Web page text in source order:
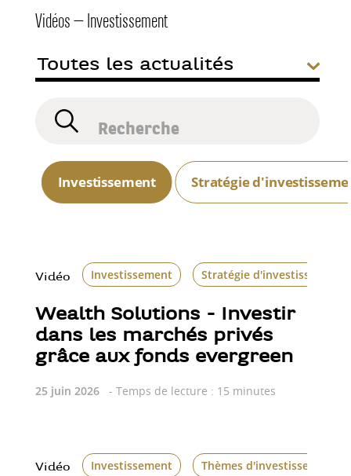
Vidéos — Investissement
Investissement Stratégie
Vidéo Investissement Stratégie d'investissement
Wealth Solutions - Investir
dans les marchés privés
grâce aux fonds evergreen
25 juin 2026 - Temps de lecture : 15 minutes
Vidéo Investissement Thèmes d'investissement